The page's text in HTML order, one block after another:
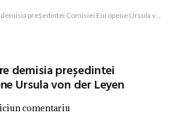
președintei Comisiei Europene Ursula von der Leyen
demisia președintei
Ursula von der Leyen
comentariu